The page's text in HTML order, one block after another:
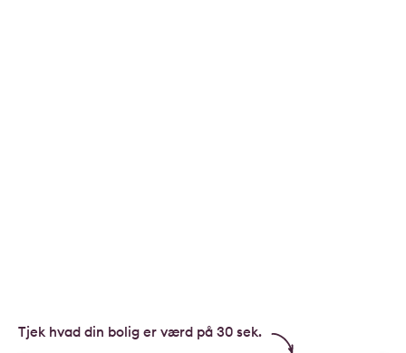
Tjek hvad din bolig er værd på 30 sek.